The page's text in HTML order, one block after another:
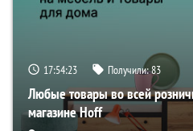
17:54:22 Получили:83
Любые товары во всей
магазине Hoff